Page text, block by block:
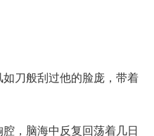
刀般刮过他的脸庞，带着
，脑海中反复回荡着几日